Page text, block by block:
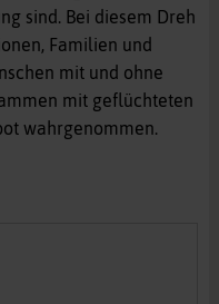
sind. Bei diesem Dreh
Familien und
mit und ohne
mit geflüchteten
wahrgenommen.